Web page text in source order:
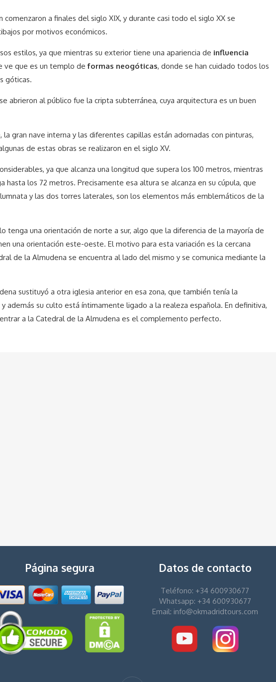
a finales del siglo XIX, y durante casi todo el siglo XX se
por motivos económicos.
estilos, ya que mientras su exterior tiene una apariencia de influencia
ve que es un templo deformas neogóticas, donde se han cuidado todos los
góticas.
abrieron al público fue la cripta subterránea, cuya arquitectura es un buen
gran nave interna y las diferentes capillas están adornadas con pinturas,
de estas obras se realizaron en el siglo XV.
ya que alcanza una longitud que supera los 100 metros, mientras
los 72 metros. Precisamente esa altura se alcanza en su cúpula, que
y las dos torres laterales, son los elementos más emblemáticos de la
tenga una orientación de norte a sur, algo que la diferencia de la mayoría de
una orientación este-oeste. El motivo para esta variación es la cercana
de la Almudena se encuentra al lado del mismo y se comunica mediante la
sustituyó a otra iglesia anterior en esa zona, que también tenía la
además su culto está íntimamente ligado a la realeza española. En definitiva,
a la Catedral de la Almudena es el complemento perfecto.
Página segura Datos de contacto
Teléfono: +34 600930677
Whatsapp: +34 600930677
Email: info@okmadridtours.com